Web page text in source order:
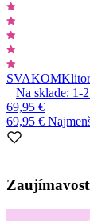
SVAKOM
Na sklade: 1-2
69,95 €
69,95 €
1
10